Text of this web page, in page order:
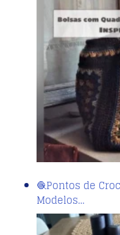
🧶Pontos de
Modelos…